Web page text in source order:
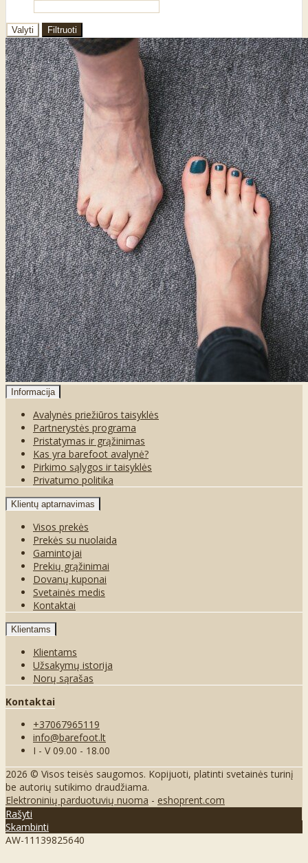
Valyti Filtruoti
Informacija
Avalynės priežiūros taisyklės
Partnerystės programa
Pristatymas ir grąžinimas
Kas yra barefoot avalynė?
Pirkimo sąlygos ir taisyklės
Privatumo politika
Klientų aptarnavimas
Visos prekės
Prekės su nuolaida
Gamintojai
Prekių grąžinimai
Dovanų kuponai
Svetainės medis
Kontaktai
Klientams
Klientams
Užsakymų istorija
Norų sąrašas
Kontaktai
+37067965119
info@barefoot.lt
I - V 09.00 - 18.00
2026 © Visos teisės saugomos. Kopijuoti, platinti svetainės turinį
be autorių sutikimo draudžiama.
Elektroninių parduotuvių nuoma - eshoprent.com
Rašyti
Skambinti
AW-11139825640